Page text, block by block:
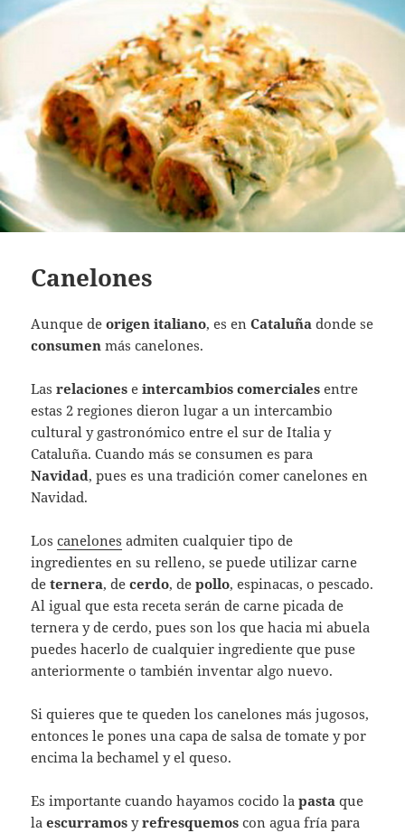
Canelones
Aunque deorigen italiano, es enCataluña donde se
consumen más canelones.
Lasrelaciones eintercambios comerciales entre
estas 2 regiones dieron lugar a un intercambio
cultural y gastronómico entre el sur de Italia y
Cataluña. Cuando más se consumen es para
Navidad, pues es una tradición comer canelones en
Navidad.
Loscanelones admiten cualquier tipo de
ingredientes en su relleno, se puede utilizar carne
deternera, decerdo, depollo, espinacas, o pescado.
Al igual que esta receta serán de carne picada de
ternera y de cerdo, pues son los que hacia mi abuela
puedes hacerlo de cualquier ingrediente que puse
anteriormente o también inventar algo nuevo.
Si quieres que te queden los canelones más jugosos,
entonces le pones una capa de salsa de tomate y por
encima la bechamel y el queso.
Es importante cuando hayamos cocido lapasta que
laescurramos yrefresquemos con agua fría para